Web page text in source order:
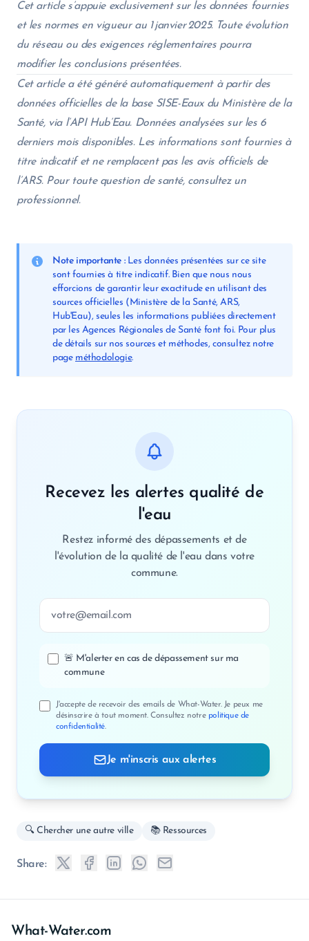
Cet article s’appuie exclusivement sur les données fournies
et les normes en vigueur au 1 janvier 2025. Toute évolution
du réseau ou des exigences réglementaires pourra
modifier les conclusions présentées.
Cet article a été généré automatiquement à partir des
données officielles de la base SISE-Eaux du Ministère de la
Santé, via l’API Hub’Eau. Données analysées sur les 6
derniers mois disponibles. Les informations sont fournies à
titre indicatif et ne remplacent pas les avis officiels de
l’ARS. Pour toute question de santé, consultez un
professionnel.
Note importante :Les données présentées sur ce site
sont fournies à titre indicatif. Bien que nous nous
efforcions de garantir leur exactitude en utilisant des
sources officielles (Ministère de la Santé, ARS,
Hub'Eau), seules les informations publiées directement
par les Agences Régionales de Santé font foi. Pour plus
de détails sur nos sources et méthodes, consultez notre
page méthodologie.
Recevez les alertes qualité de
l'eau
Restez informé des dépassements et de
l'évolution de la qualité de l'eau dans votre
commune.
🚨 M'alerter en cas de dépassement sur ma
commune
J'accepte de recevoir des emails de What-Water. Je peux me
désinscrire à tout moment. Consultez notre politique de
confidentialité.
Je m'inscris aux alertes
🔍 Chercher une autre ville 📚 Ressources
Share:
What-Water.com